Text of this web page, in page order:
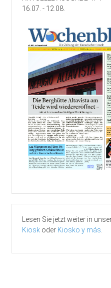
16.07. - 12.08.
Lesen Sie jetzt weiter in
Kiosk oder Kiosko y más